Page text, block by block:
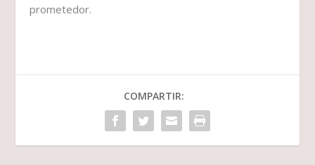
prometedor.
COMPARTIR: